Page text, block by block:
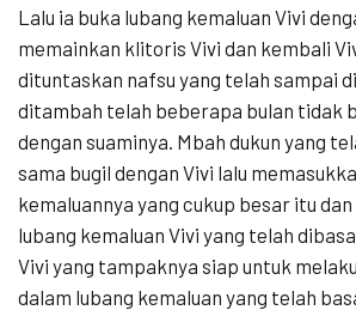
Lalu ia buka lubang kemaluan Vivi
memainkan klitoris Vivi dan kembali
dituntaskan nafsu yang telah sampai
ditambah telah beberapa bulan tidak
dengan suaminya. Mbah dukun yang
sama bugil dengan Vivi lalu
kemaluannya yang cukup besar itu
lubang kemaluan Vivi yang telah
Vivi yang tampaknya siap untuk
dalam lubang kemaluan yang telah